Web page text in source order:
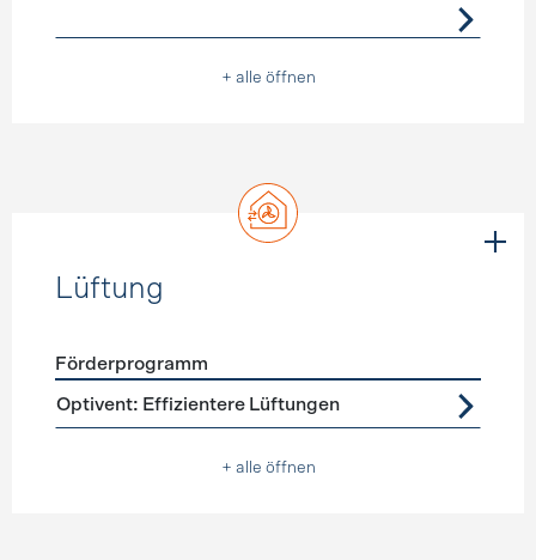
+ alle öffnen
Lüftung
Förderprogramme Lüftung
Förderprogramm
Optivent: Effizientere Lüftungen
+ alle öffnen